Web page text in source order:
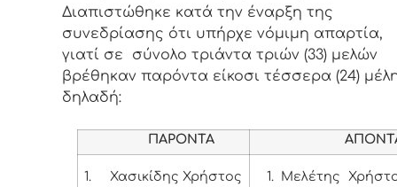
Διαπιστώθηκε κατά την έναρξη της
συνεδρίασης ότι υπήρχε νόμιμη απαρτία,
γιατί σε σύνολο τριάντα τριών (33) μελών
βρέθηκαν παρόντα είκοσι τέσσερα (24)
δηλαδή:
ΠΑΡΟΝΤΑ
1.
Χασικίδης Χρήστος
1. Μελέτης